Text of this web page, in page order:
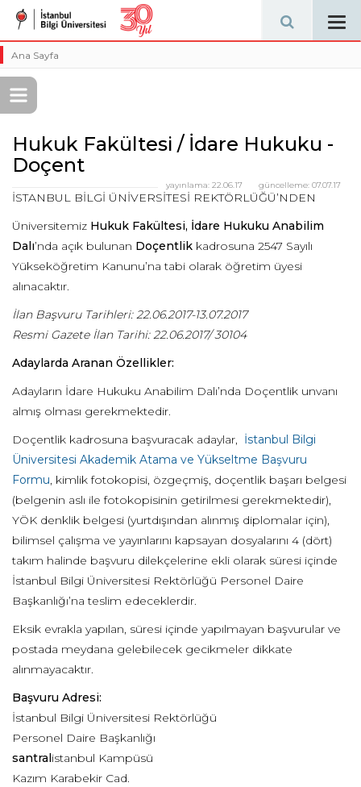
Ana Sayfa
Hukuk Fakültesi / İdare Hukuku -
Doçent
güncelleme: 07.07.17
yayınlama: 22.06.17
İSTANBUL BİLGİ ÜNİVERSİTESİ REKTÖRLÜĞÜ’NDEN
Üniversitemiz Hukuk Fakültesi, İdare Hukuku Anabilim
Dalı’nda açık bulunan Doçentlik kadrosuna 2547 Sayılı
Yükseköğretim Kanunu’na tabi olarak öğretim üyesi
alınacaktır.
İlan Başvuru Tarihleri: 22.06.2017-13.07.2017
Resmi Gazete İlan Tarihi: 22.06.2017/ 30104
Adaylarda Aranan Özellikler:
Adayların İdare Hukuku Anabilim Dalı’nda Doçentlik unvanı
almış olması gerekmektedir.
Doçentlik kadrosuna başvuracak adaylar, İstanbul Bilgi
Üniversitesi Akademik Atama ve Yükseltme Başvuru
Formu, kimlik fotokopisi, özgeçmiş, doçentlik başarı belgesi
(belgenin aslı ile fotokopisinin getirilmesi gerekmektedir),
YÖK denklik belgesi (yurtdışından alınmış diplomalar için),
bilimsel çalışma ve yayınlarını kapsayan dosyalarını 4 (dört)
takım halinde başvuru dilekçelerine ekli olarak süresi içinde
İstanbul Bilgi Üniversitesi Rektörlüğü Personel Daire
Başkanlığı’na teslim edeceklerdir.
Eksik evrakla yapılan, süresi içinde yapılmayan başvurular ve
postada meydana gelebilecek gecikmeler dikkate
alınmayacaktır.
Başvuru Adresi:
İstanbul Bilgi Üniversitesi Rektörlüğü
Personel Daire Başkanlığı
santralistanbul Kampüsü
Kazım Karabekir Cad.